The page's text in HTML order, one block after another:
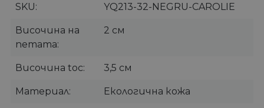
SKU YQ213-32-NEGRU-CAROLIE
Височина на
петата
2 см
Височина toc 3,5 см
Материал Екологична кожа